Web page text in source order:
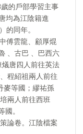
的戶部學習主事
均為江陰籍進
的同年。
傅雲龍、顧厚焜
、古巴 、巴西六
唐四人前往英法
程紹祖兩人前往
麥等國；繆祐孫
兩人前往西班
。
論卷。江陰檔案